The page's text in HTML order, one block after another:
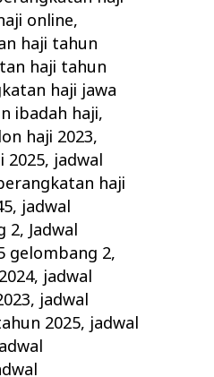
online,
haji tahun
haji tahun
haji jawa
ibadah haji,
haji 2023,
2025, jadwal
haji
, jadwal
2,Jadwal
gelombang 2,
, jadwal
, jadwal
2025, jadwal